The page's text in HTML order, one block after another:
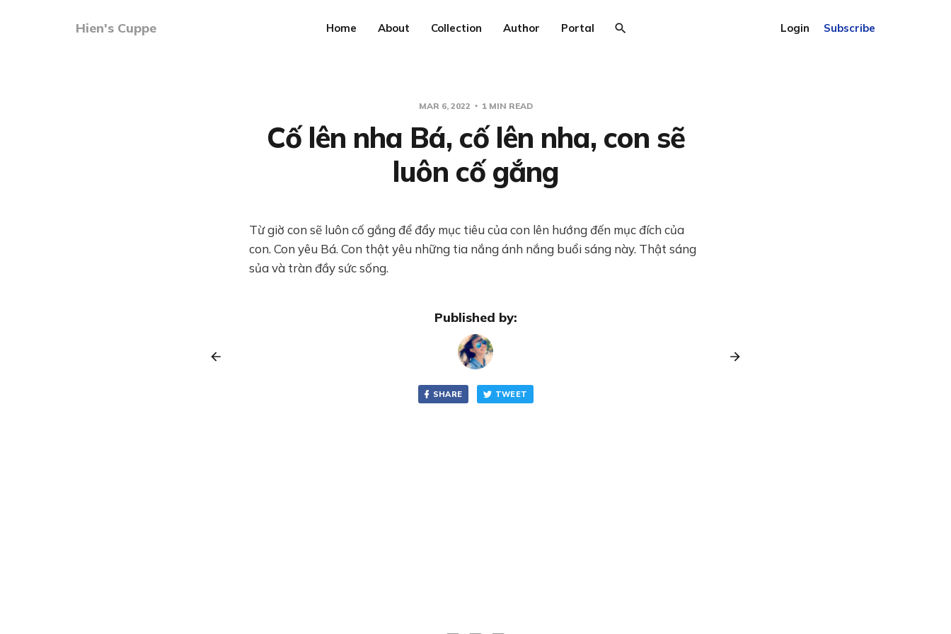
Hien's Cuppe Home About Collection Author Portal Login Subscribe
MAR 6, 2022 1 MIN READ
Cố lên nha Bá, cố lên nha, con sẽ
luôn cố gắng
Từ giờ con sẽ luôn cố gắng để đẩy mục tiêu của con lên hướng đến mục đích của
con. Con yêu Bá. Con thật yêu những tia nắng ánh nắng buổi sáng này. Thật sáng
sủa và tràn đầy sức sống.
Published by:
SHARE TWEET